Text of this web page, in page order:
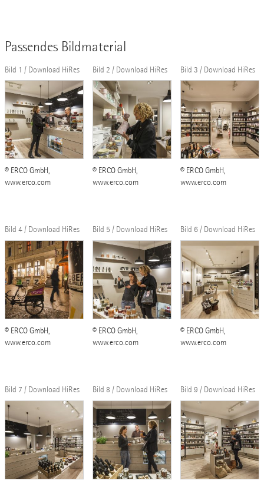
Passendes Bildmaterial
Bild 1 / Download HiRes
© ERCO GmbH,
www.erco.com
Bild 2 / Download HiRes
© ERCO GmbH,
www.erco.com
Bild 3 / Download HiRes
© ERCO GmbH,
www.erco.com
Bild 4 / Download HiRes
© ERCO GmbH,
www.erco.com
Bild 5 / Download HiRes
© ERCO GmbH,
www.erco.com
Bild 6 / Download HiRes
© ERCO GmbH,
www.erco.com
Bild 7 / Download HiRes Bild 8 / Download HiRes Bild 9 / Download HiRes